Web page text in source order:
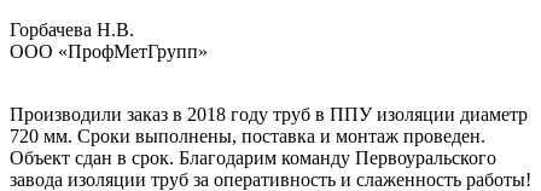
Горбачева Н.В.
ООО «ПрофМетГрупп»
Производили заказ в 2018 году труб в ППУ изоляции диаметр
720 мм. Сроки выполнены, поставка и монтаж проведен.
Объект сдан в срок. Благодарим команду Первоуральского
завода изоляции труб за оперативность и слаженность работы!